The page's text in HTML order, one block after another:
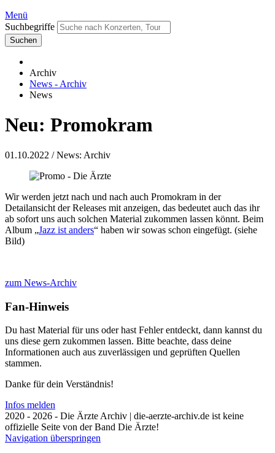
Menü
Suchbegriffe
Suchen
Archiv
News - Archiv
News
Neu: Promokram
01.10.2022 / News: Archiv
Wir werden jetzt nach und nach auch Promokram in der
Detailansicht der Releases mit anzeigen, das bedeutet auch das ihr
ab sofort uns auch solchen Material zukommen lassen könnt. Beim
Album „Jazz ist anders“ haben wir sowas schon eingefügt. (siehe
Bild)
zum News-Archiv
Fan-Hinweis
Du hast Material für uns oder hast Fehler entdeckt, dann kannst du
uns diese gern zukommen lassen. Bitte beachte, dass deine
Informationen auch aus zuverlässigen und geprüften Quellen
stammen.
Danke für dein Verständnis!
Infos melden
2020 - 2026 - Die Ärzte Archiv | die-aerzte-archiv.de ist keine
offizielle Seite von der Band Die Ärzte!
Navigation überspringen